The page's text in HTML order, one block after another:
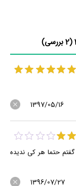
2بررسی)
1397/05/16
حتما هر کی ندیده
1396/07/27